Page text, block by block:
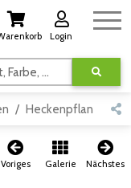
Login
Suchen nach Kategorie, Name, Stichwort, Farbe, usw.
Heckenpflanzen
Voriges Galerie Nächstes